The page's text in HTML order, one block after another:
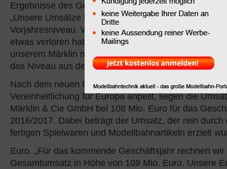
Ergebnisse des Geschäftsjahres 2016/2017:
„Unsere Umsätze liegen auf
Vorjahresniveau. Während wir bei Märklin in den
etwas verloren haben, legten die Marken Trix,
unserem Märklin my world-Programm für den
das Niveau aus dem Vorjahr halten.“
Nach dem neuen Bilanzierungsgesetz „BiIRUG“, das
Vereinheitlichung für Europa anpeilt, liegen die
Märklin & Cie GmbH bei 108 Mio. Euro für das
2016/2017. Dabei beträgt der Umsatz, der rein durch
fertigen Spielwaren und Modellbahnartikeln erzielt
Euro. „Für das kommende Geschäftsjahr rechnen
Gesamtumsatz in Höhe von 109 Mio. Euro. Unsere